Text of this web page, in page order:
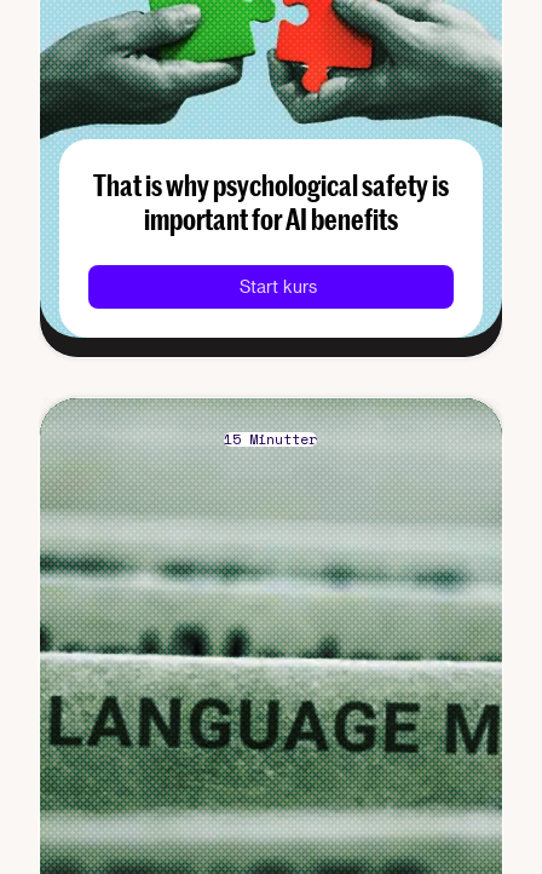
That is why psychological safety is
important for AI benefits
Start kurs
15 Minutter